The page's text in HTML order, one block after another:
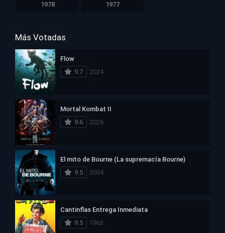
1978 1977
Más Votadas
Flow
9.7
2024
Mortal Kombat II
9.6
2026
El mito de Bourne (La supremacía Bourne)
9.5
2004
Cantinflas Entrega Inmediata
9.5
1963